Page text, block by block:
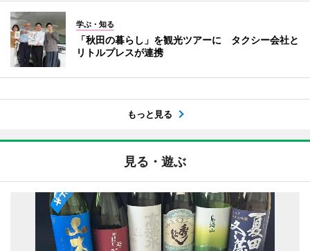
学ぶ・知る
「秋田の暮らし」を観光ツアーに タクシー会社と
リトルプレスが連携
もっと見る
見る・遊ぶ